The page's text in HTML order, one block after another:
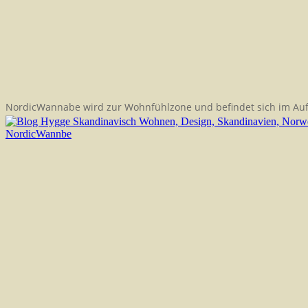
NordicWannabe wird zur Wohnfühlzone und befindet sich im